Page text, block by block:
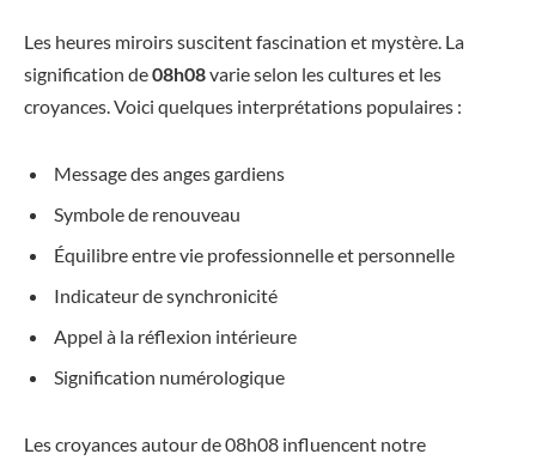
Les heures miroirs suscitent fascination et mystère. La
signification de08h08varie selon les cultures et les
croyances. Voici quelques interprétations populaires :
Message des anges gardiens
Symbole de renouveau
Équilibre entre vie professionnelle et personnelle
Indicateur de synchronicité
Appel à la réflexion intérieure
Signification numérologique
Les croyances autour de 08h08 influencent notre